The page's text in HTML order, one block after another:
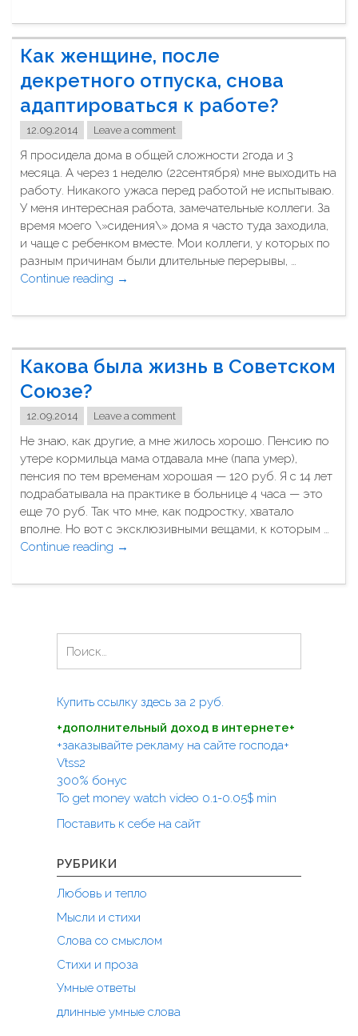
н
о
с
т
ь
?
"
е
в
я
т
ь
п
р
и
е
м
н
о
г
о
е
е
н
а
в
с
е
м
ь
ю
?
"
а
к
с
о
р
а
и
т
ь
р
о
м
а
п
с
л
е
р
о
ж
д
е
н
я
б
н
а
?
"
Как женщине, после
декретного отпуска, снова
адаптироваться к работе?
12.09.2014 Leave a comment
Я просидела дома в общей сложности 2года и 3
месяца. А через 1 неделю (22сентября) мне выходить на
работу. Никакого ужаса перед работой не испытываю.
У меня интересная работа, замечательные коллеги. За
время моего \»сидения\» дома я часто туда заходила,
и чаще с ребенком вместе. Мои коллеги, у которых по
разным причинам были длительные перерывы, …
Continue reading "
а
ж
е
и
н
е
,
п
о
с
р
т
о
п
с
,
с
н
в
а
а
а
→
Какова была жизнь в Советском
Союзе?
12.09.2014 Leave a comment
Не знаю, как другие, а мне жилось хорошо. Пенсию по
утере кормильца мама отдавала мне (папа умер),
пенсия по тем временам хорошая — 120 руб. Я с 14 лет
подрабатывала на практике в больнице 4 часа — это
еще 70 руб. Так что мне, как подростку, хватало
вполне. Но вот с эксклюзивными вещами, к которым …
Continue reading "
а
в
б
л
а
ж
з
н
в
е
т
о
м
→
т
:
Купить ссылку здесь за 2 руб.
+дополнительный доход в интернете+
+заказывайте рекламу на сайте господа+
Vtss2
300% бонус
To get money watch video 0.1-0.05$ min
Поставить к себе на сайт
РУБРИКИ
Любовь и тепло
Мысли и стихи
Слова со смыслом
Стихи и проза
Умные ответы
длинные умные слова